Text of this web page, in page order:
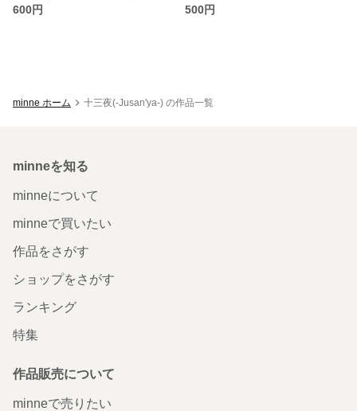
600円
500円
minne ホーム 十三夜(-Jusan'ya-) の作品一覧
minneを知る
minneについて
minneで買いたい
作品をさがす
ショップをさがす
ランキング
特集
作品販売について
minneで売りたい